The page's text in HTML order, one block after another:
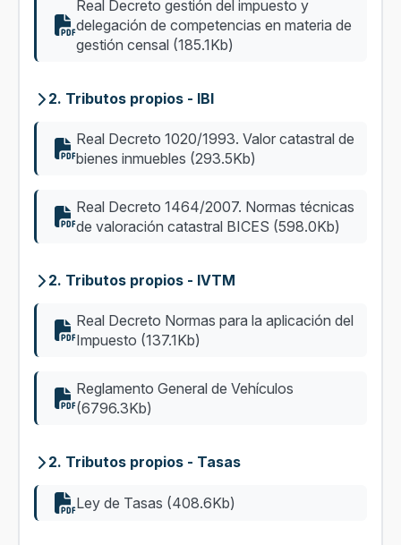
Real Decreto gestión del impuesto y
delegación de competencias en materia de
gestión censal (185.1Kb)
2. Tributos propios - IBI
Real Decreto 1020/1993. Valor catastral de
bienes inmuebles (293.5Kb)
Real Decreto 1464/2007. Normas técnicas
de valoración catastral BICES (598.0Kb)
2. Tributos propios - IVTM
Real Decreto Normas para la aplicación del
Impuesto (137.1Kb)
Reglamento General de Vehículos
(6796.3Kb)
2. Tributos propios - Tasas
Ley de Tasas (408.6Kb)